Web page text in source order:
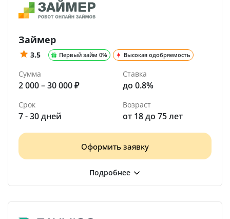
Займер
3.5 Первый займ 0% Высокая одобряемость
Сумма
2 000 – 30 000 ₽
Ставка
до 0.8%
Срок
7 - 30 дней
Возраст
от 18 до 75 лет
Оформить заявку